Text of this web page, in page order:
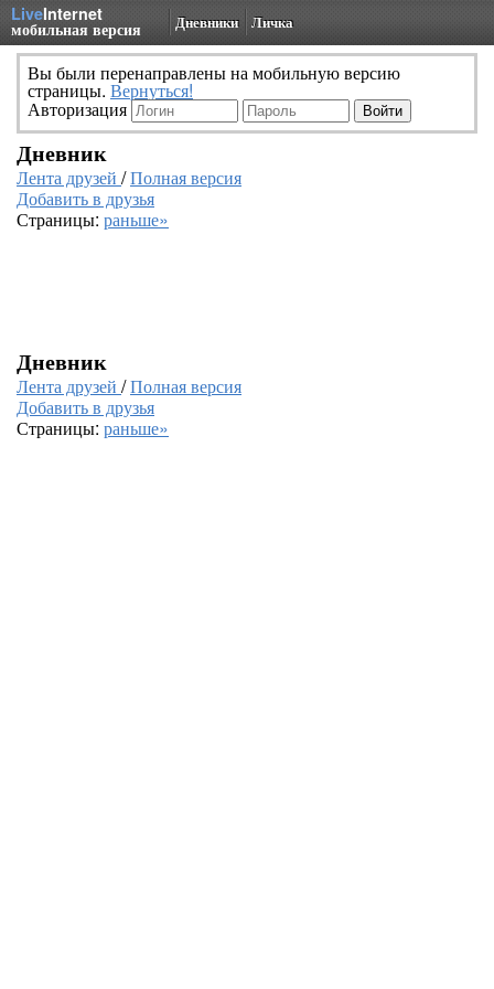
LiveInternet
мобильная версия Дневники Личка
Вы были перенаправлены на мобильную версию
страницы. Вернуться!
Авторизация
Дневник
Лента друзей /Полная версия
Добавить в друзья
Страницы: раньше»
Дневник
Лента друзей /Полная версия
Добавить в друзья
Страницы: раньше»